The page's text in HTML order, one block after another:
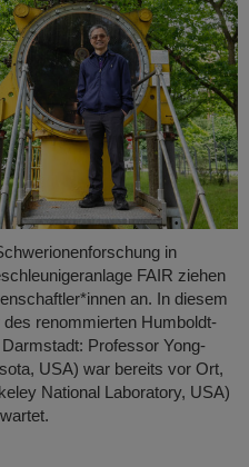
in
FAIR ziehen
an. In diesem
renommierten Humboldt-
Professor Yong-
USA) war bereits vor Ort,
National Laboratory, USA)